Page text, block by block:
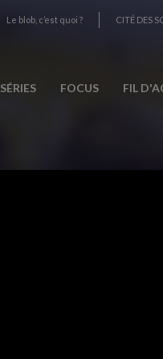
Le blob, c’est quoi ? CITÉ DES
SÉRIES FOCUS FIL